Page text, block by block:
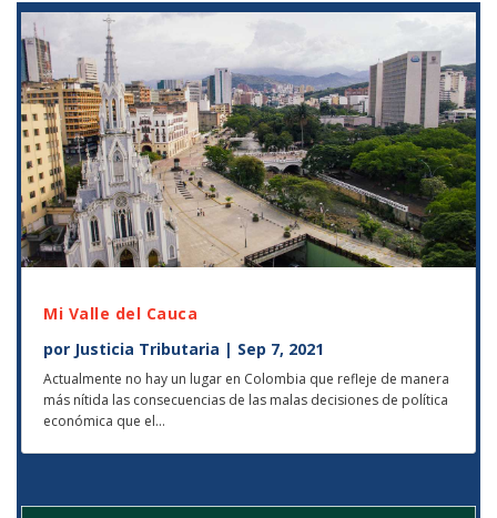
Mi Valle del Cauca
por Justicia Tributaria | Sep 7, 2021
Actualmente no hay un lugar en Colombia que refleje de manera
más nítida las consecuencias de las malas decisiones de política
económica que el...